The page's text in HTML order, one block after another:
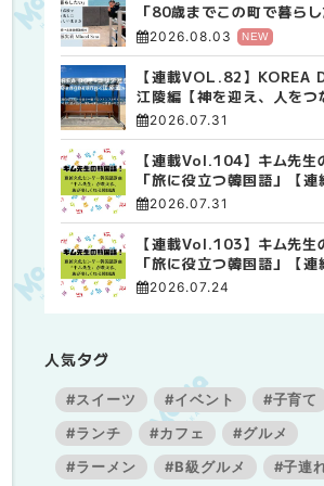
「80歳までこの町で暮らし
い」 標津高校で踏み出した
私らしい生き方
2026.08.03 NEW
【連載VOL.82】KOREA
江陵編【神を迎え、人をつ
時間 ― 江陵端午祭 】
2026.07.31
【連載Vol.104】キム先生
「旅に役立つ韓国語」【連
尾について その4】
2026.07.31
【連載Vol.103】キム先生
「旅に役立つ韓国語」【連
尾について その3】
2026.07.24
人気タグ
#スイーツ #イベント
#子育て
#ランチ
#カフェ
#グルメ
#ラーメン
#B級グルメ #子連